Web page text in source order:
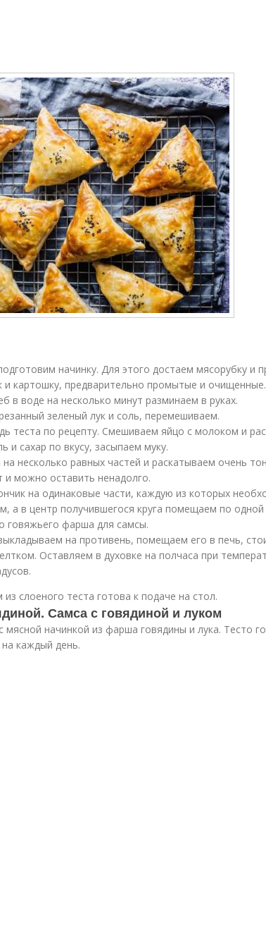
начинку. Для этого достаем мясорубку и
и картошку, предварительно промытые и очищенные.
в воде на несколько минут разминаем в руках.
зеленый лук и соль, перемешиваем.
теста по рецепту. Смешиваем яйцо с молоком и
и сахар по вкусу, засыпаем муку.
несколько равных частей и раскатываем очень
и можно оставить ненадолго.
на одинаковые части, каждую из которых
а в центр получившегося круга помещаем по
говяжьего фарша для самсы.
на противень, помещаем его в печь,
Оставляем в духовке на полчаса при
слоеного теста готова к подаче на стол.
Самса с говядиной и луком
мясной начинкой из фарша говядины и лука. Тесто
каждый день.